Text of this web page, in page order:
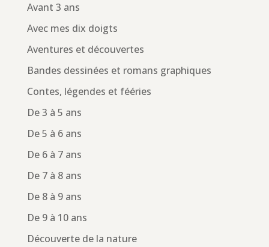
Avant 3 ans
Avec mes dix doigts
Aventures et découvertes
Bandes dessinées et romans graphiques
Contes, légendes et fééries
De 3 à 5 ans
De 5 à 6 ans
De 6 à 7 ans
De 7 à 8 ans
De 8 à 9 ans
De 9 à 10 ans
Découverte de la nature